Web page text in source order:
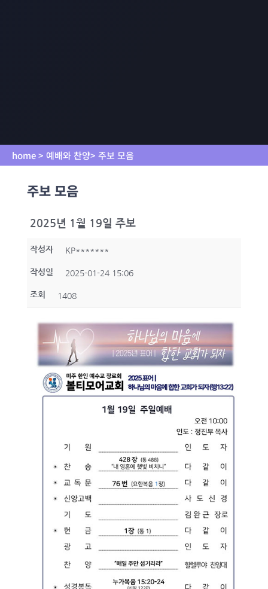
home > 예배와 찬양> 주보 모음
주보 모음
2025년 1월 19일 주보
작성자 KP*******
작성일 2025-01-24 15:06
조회 1408